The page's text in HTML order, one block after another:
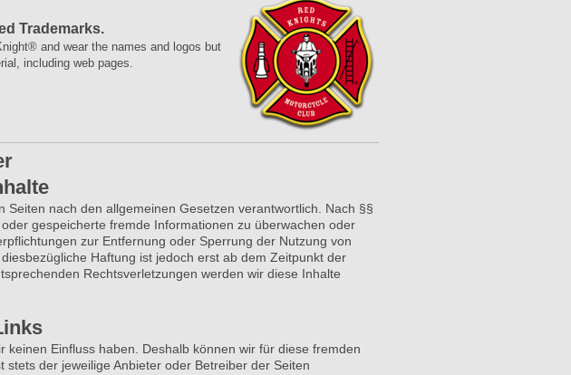
Trademarks.
and wear the names and logos but
including web pages.
nach den allgemeinen Gesetzen verantwortlich. Nach §§
gespeicherte fremde Informationen zu überwachen oder
zur Entfernung oder Sperrung der Nutzung von
Haftung ist jedoch erst ab dem Zeitpunkt der
Rechtsverletzungen werden wir diese Inhalte
Einfluss haben. Deshalb können wir für diese fremden
der jeweilige Anbieter oder Betreiber der Seiten